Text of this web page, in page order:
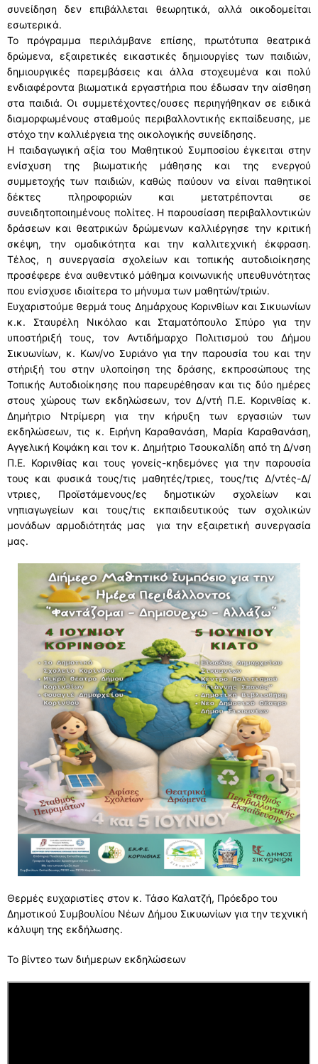
συνείδηση δεν επιβάλλεται θεωρητικά, αλλά οικοδομείται
εσωτερικά.
Το πρόγραμμα περιλάμβανε επίσης, πρωτότυπα θεατρικά
δρώμενα, εξαιρετικές εικαστικές δημιουργίες των παιδιών,
δημιουργικές παρεμβάσεις και άλλα στοχευμένα και πολύ
ενδιαφέροντα βιωματικά εργαστήρια που έδωσαν την αίσθηση
στα παιδιά. Οι συμμετέχοντες/ουσες περιηγήθηκαν σε ειδικά
διαμορφωμένους σταθμούς περιβαλλοντικής εκπαίδευσης, με
στόχο την καλλιέργεια της οικολογικής συνείδησης.
Η παιδαγωγική αξία του Μαθητικού Συμποσίου έγκειται στην
ενίσχυση της βιωματικής μάθησης και της ενεργού
συμμετοχής των παιδιών, καθώς παύουν να είναι παθητικοί
δέκτες πληροφοριών και μετατρέπονται σε
συνειδητοποιημένους πολίτες. Η παρουσίαση περιβαλλοντικών
δράσεων και θεατρικών δρώμενων καλλιέργησε την κριτική
σκέψη, την ομαδικότητα και την καλλιτεχνική έκφραση.
Τέλος, η συνεργασία σχολείων και τοπικής αυτοδιοίκησης
προσέφερε ένα αυθεντικό μάθημα κοινωνικής υπευθυνότητας
που ενίσχυσε ιδιαίτερα το μήνυμα των μαθητών/τριών.
Ευχαριστούμε θερμά τους Δημάρχους Κορινθίων και Σικυωνίων
κ.κ. Σταυρέλη Νικόλαο και Σταματόπουλο Σπύρο για την
υποστήριξή τους, τον Αντιδήμαρχο Πολιτισμού του Δήμου
Σικυωνίων, κ. Κων/νο Συριάνο για την παρουσία του και την
στήριξή του στην υλοποίηση της δράσης, εκπροσώπους της
Τοπικής Αυτοδιοίκησης που παρευρέθησαν και τις δύο ημέρες
στους χώρους των εκδηλώσεων, τον Δ/ντή Π.Ε. Κορινθίας κ.
Δημήτριο Ντρίμερη για την κήρυξη των εργασιών των
εκδηλώσεων, τις κ. Ειρήνη Καραθανάση, Μαρία Καραθανάση,
Αγγελική Κοψάκη και τον κ. Δημήτριο Τσουκαλίδη από τη Δ/νση
Π.Ε. Κορινθίας και τους γονείς-κηδεμόνες για την παρουσία
τους και φυσικά τους/τις μαθητές/τριες, τους/τις Δ/ντές-Δ/
ντριες, Προϊστάμενους/ες δημοτικών σχολείων και
νηπιαγωγείων και τους/τις εκπαιδευτικούς των σχολικών
μονάδων αρμοδιότητάς μας για την εξαιρετική συνεργασία
μας.
Θερμές ευχαριστίες στον κ. Τάσο Καλατζή, Πρόεδρο του
Δημοτικού Συμβουλίου Νέων Δήμου Σικυωνίων για την τεχνική
κάλυψη της εκδήλωσης.
Το βίντεο των διήμερων εκδηλώσεων